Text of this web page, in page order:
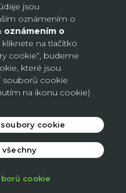
Nastavení souborů cookie
(BAM КМ)
€)
jsou
oznámením o
oznámením o
kliknete na tlačítko
cookie“, budeme
které jsou
souborů cookie
na ikonu cookie)
cookie
cookie